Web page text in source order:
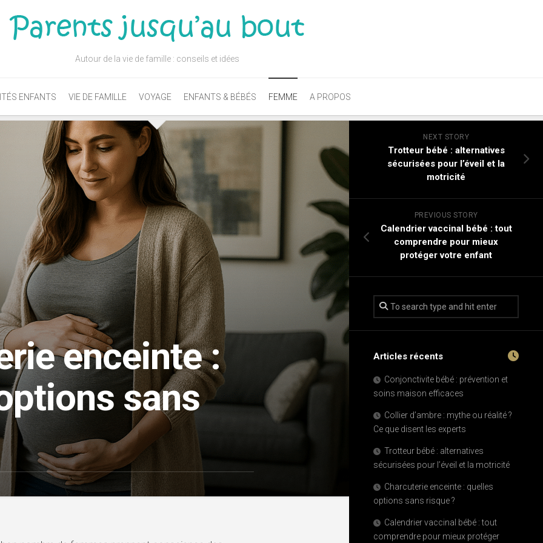
Autour de la vie de famille : conseils et idées
ENFANTS VIE DE FAMILLE VOYAGE ENFANTS & BÉBÉS FEMME A PROPOS
enceinte :
sans
NEXT STORY
Trotteur bébé : alternatives
sécurisées pour l’éveil et la
motricité
PREVIOUS STORY
Calendrier vaccinal bébé : tout
comprendre pour mieux
protéger votre enfant
Articles récents
Conjonctivite bébé : prévention et
soins maison efficaces
Collier d’ambre : mythe ou réalité ?
Ce que disent les experts
Trotteur bébé : alternatives
sécurisées pour l’éveil et la motricité
Charcuterie enceinte : quelles
options sans risque ?
Calendrier vaccinal bébé : tout
comprendre pour mieux protéger